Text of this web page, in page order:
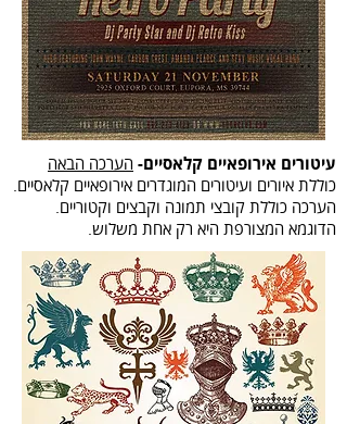
עיטורים אירופאיים קלאסיים- הערכה הבאה
כוללת איורים ועיטורים המוגדרים אירופאיים קלאסיים.
הערכה כוללת קובצי תמונה וקבצים וקטוריים.
הדוגמא המצורפת היא רק אחת משלוש.